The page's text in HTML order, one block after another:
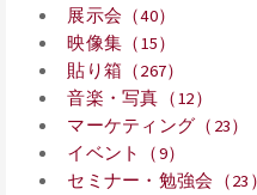
展示会（40）
映像集（15）
貼り箱（267）
音楽・写真（12）
マーケティング（23）
イベント（9）
セミナー・勉強会（23）